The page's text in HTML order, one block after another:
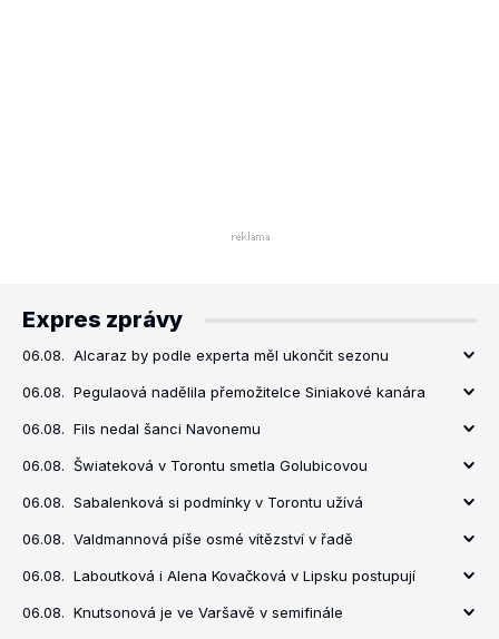
Expres zprávy
06.08. Alcaraz by podle experta měl ukončit sezonu
06.08. Pegulaová nadělila přemožitelce Siniakové kanára
06.08. Fils nedal šanci Navonemu
06.08. Šwiateková v Torontu smetla Golubicovou
06.08. Sabalenková si podmínky v Torontu užívá
06.08. Valdmannová píše osmé vítězství v řadě
06.08. Laboutková i Alena Kovačková v Lipsku postupují
06.08. Knutsonová je ve Varšavě v semifinále